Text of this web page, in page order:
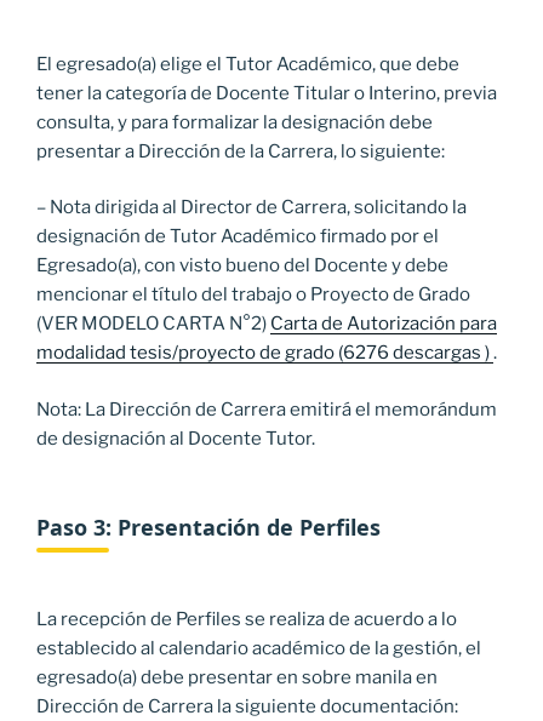
El egresado(a) elige el Tutor Académico, que debe
tener la categoría de Docente Titular o Interino, previa
consulta, y para formalizar la designación debe
presentar a Dirección de la Carrera, lo siguiente:
– Nota dirigida al Director de Carrera, solicitando la
designación de Tutor Académico firmado por el
Egresado(a), con visto bueno del Docente y debe
mencionar el título del trabajo o Proyecto de Grado
(VER MODELO CARTA N°2) Carta de Autorización para
modalidad tesis/proyecto de grado (6276 descargas ).
Nota: La Dirección de Carrera emitirá el memorándum
de designación al Docente Tutor.
Paso 3: Presentación de Perfiles
La recepción de Perfiles se realiza de acuerdo a lo
establecido al calendario académico de la gestión, el
egresado(a) debe presentar en sobre manila en
Dirección de Carrera la siguiente documentación: